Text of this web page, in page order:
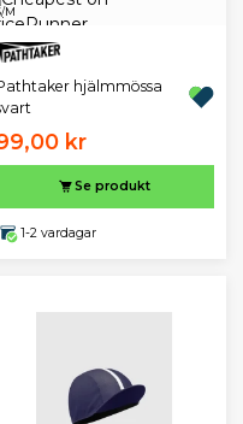
M
hjälmmössa
kr
Se produkt
1-2 vardagar